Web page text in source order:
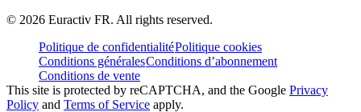
© 2026 Euractiv FR. All rights reserved.
Politique de confidentialitéPolitique cookies
Conditions généralesConditions d’abonnement
Conditions de vente
This site is protected by reCAPTCHA, and the Google Privacy
Policy and Terms of Service apply.